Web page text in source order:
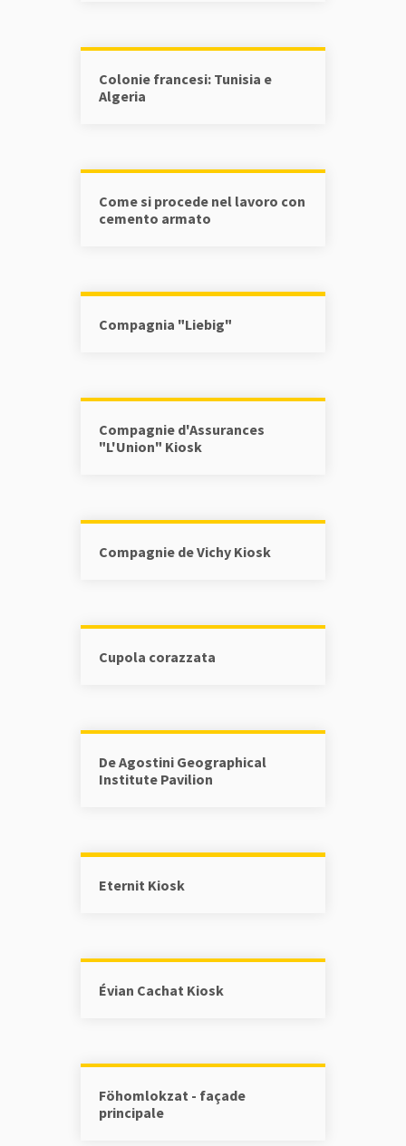
Colonie francesi: Tunisia e
Algeria
Come si procede nel lavoro con
cemento armato
Compagnia "Liebig"
Compagnie d'Assurances
"L'Union" Kiosk
Compagnie de Vichy Kiosk
Cupola corazzata
De Agostini Geographical
Institute Pavilion
Eternit Kiosk
Évian Cachat Kiosk
Föhomlokzat - façade
principale